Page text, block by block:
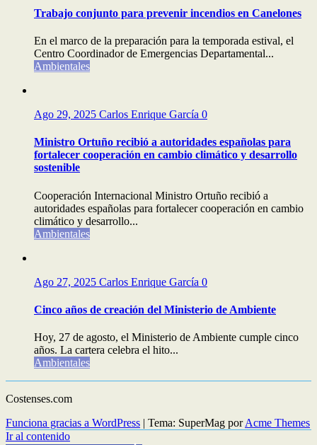
Trabajo conjunto para prevenir incendios en Canelones
En el marco de la preparación para la temporada estival, el
Centro Coordinador de Emergencias Departamental...
Ambientales
Ago 29, 2025 Carlos Enrique García 0
Ministro Ortuño recibió a autoridades españolas para
fortalecer cooperación en cambio climático y desarrollo
sostenible
Cooperación Internacional Ministro Ortuño recibió a
autoridades españolas para fortalecer cooperación en cambio
climático y desarrollo...
Ambientales
Ago 27, 2025 Carlos Enrique García 0
Cinco años de creación del Ministerio de Ambiente
Hoy, 27 de agosto, el Ministerio de Ambiente cumple cinco
años. La cartera celebra el hito...
Ambientales
Costenses.com
Funciona gracias a WordPress | Tema: SuperMag porAcme Themes
Ir al contenido